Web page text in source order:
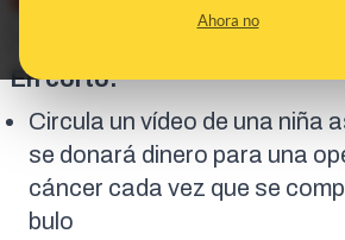
Ahora no
En corto:
Circula un vídeo de una niña
se donará dinero para una
cáncer cada vez que se
bulo